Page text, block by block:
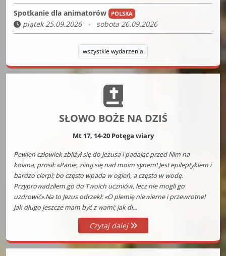
Spotkanie dla animatorów
POLSKA
piątek 25.09.2026 - sobota 26.09.2026
wszystkie wydarzenia
SŁOWO BOŻE NA DZIŚ
Mt 17, 14-20 Potęga wiary
Pewien człowiek zbliżył się do Jezusa i padając przed Nim na
kolana, prosił: «Panie, zlituj się nad moim synem! Jest epileptykiem i
bardzo cierpi; bo często wpada w ogień, a często w wodę.
Przyprowadziłem go do Twoich uczniów, lecz nie mogli go
uzdrowić».Na to Jezus odrzekł: «O plemię niewierne i przewrotne!
Jak długo jeszcze mam być z wami; jak dł...
Czytaj dalej